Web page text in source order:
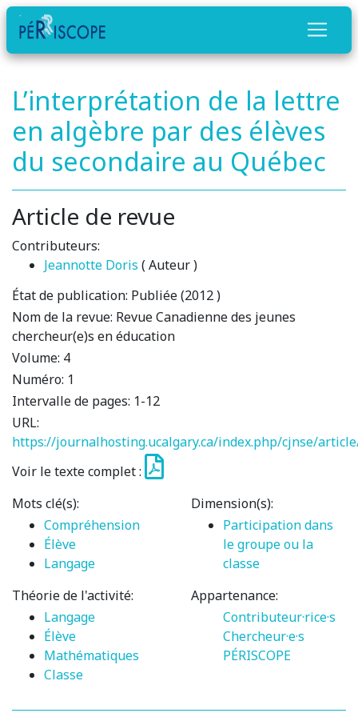
L’interprétation de la lettre
en algèbre par des élèves
du secondaire au Québec
Article de revue
Contributeurs:
Jeannotte Doris ( Auteur )
État de publication: Publiée (2012 )
Nom de la revue: Revue Canadienne des jeunes
chercheur(e)s en éducation
Volume: 4
Numéro: 1
Intervalle de pages: 1-12
URL:
https://journalhosting.ucalgary.ca/index.php/cjnse/
Voir le texte complet :
Mots clé(s):
Compréhension
Élève
Langage
Dimension(s):
Participation dans
le groupe ou la
classe
Théorie de l'activité:
Langage
Élève
Mathématiques
Classe
Appartenance:
Contributeur·rice·s
Chercheur·e·s
PÉRISCOPE